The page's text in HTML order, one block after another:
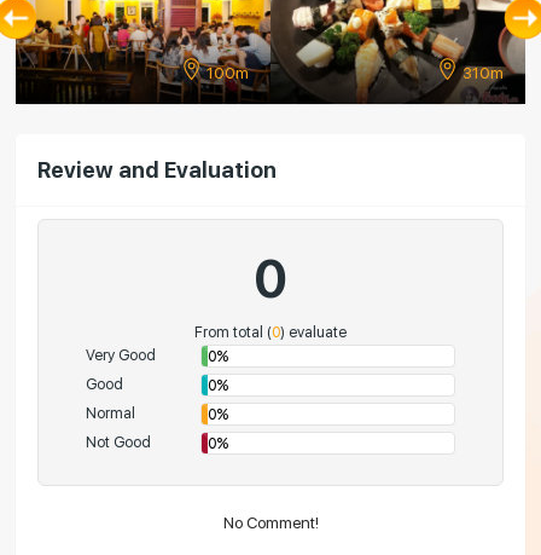
310m
Review and Evaluation
0
From total (0) evaluate
Very Good
0%
Good
0%
Normal
0%
Not Good
0%
No Comment!